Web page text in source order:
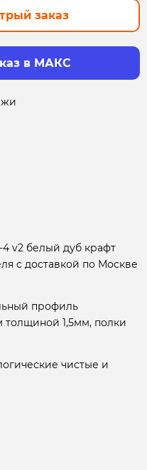
заказ
в МАКС
v2 белый дуб крафт
с доставкой по Москве
профиль
1,5мм, полки
чистые и